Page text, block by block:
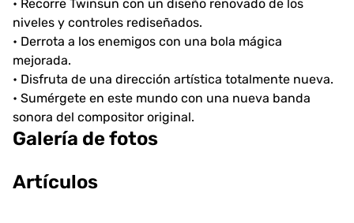
• Recorre Twinsun con un diseño renovado de los
niveles y controles rediseñados.
• Derrota a los enemigos con una bola mágica
mejorada.
• Disfruta de una dirección artística totalmente nueva.
• Sumérgete en este mundo con una nueva banda
sonora del compositor original.
Galería de fotos
Artículos